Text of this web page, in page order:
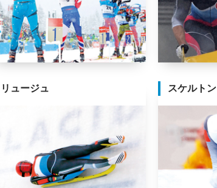
リュージュ スケルトン